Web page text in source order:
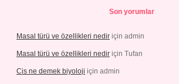
Son yorumlar
Masal türü ve özellikleri nedir için admin
Masal türü ve özellikleri nedir için Tufan
Cis ne demek biyoloji için admin